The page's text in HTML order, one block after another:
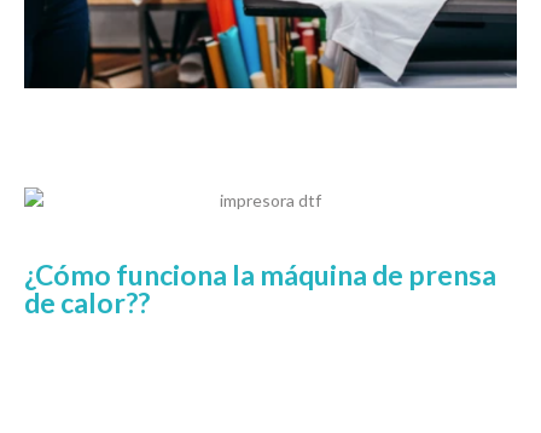
¿Cómo funciona la máquina de prensa
de calor??